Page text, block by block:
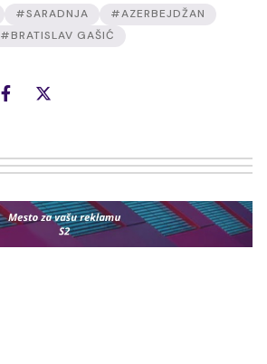
#SARADNJA
#AZERBEJDŽAN
#BRATISLAV GAŠIĆ